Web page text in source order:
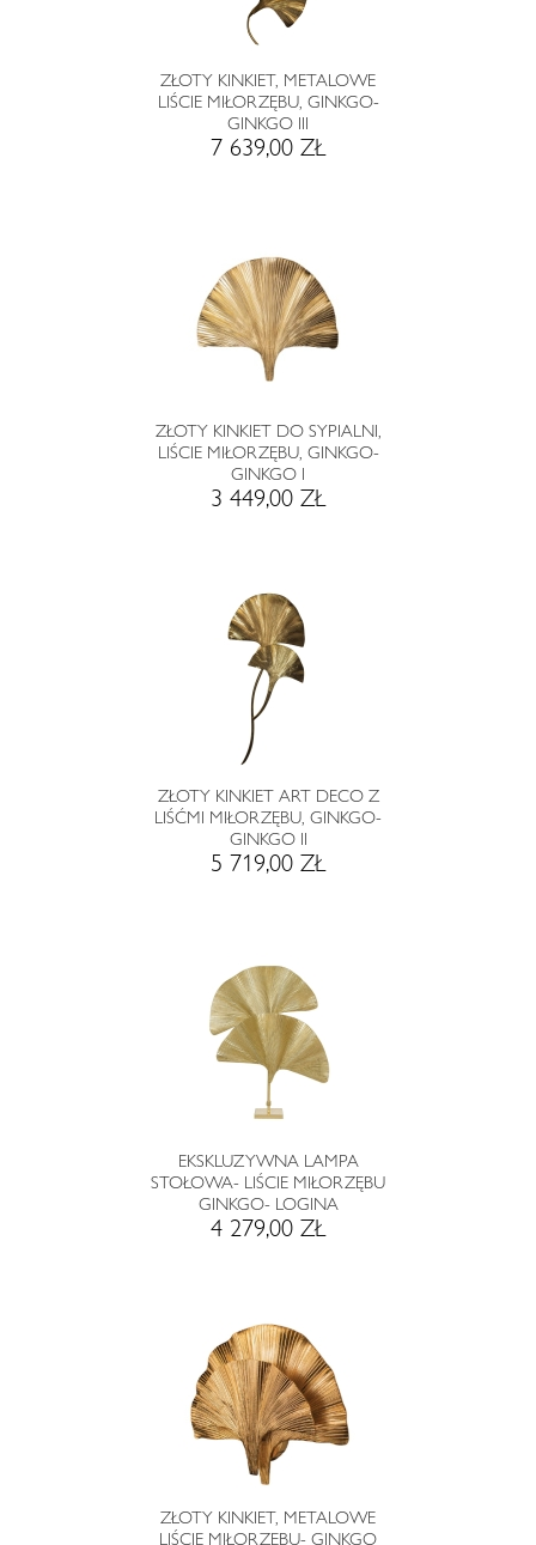
ZŁOTY KINKIET, METALOWE
LIŚCIE MIŁORZĘBU, GINKGO-
GINKGO III
7 639,00 ZŁ
ZŁOTY KINKIET DO SYPIALNI,
LIŚCIE MIŁORZĘBU, GINKGO-
GINKGO I
3 449,00 ZŁ
ZŁOTY KINKIET ART DECO Z
LIŚĆMI MIŁORZĘBU, GINKGO-
GINKGO II
5 719,00 ZŁ
EKSKLUZYWNA LAMPA
STOŁOWA- LIŚCIE MIŁORZĘBU
GINKGO- LOGINA
4 279,00 ZŁ
ZŁOTY KINKIET, METALOWE
LIŚCIE MIŁORZĘBU- GINKGO